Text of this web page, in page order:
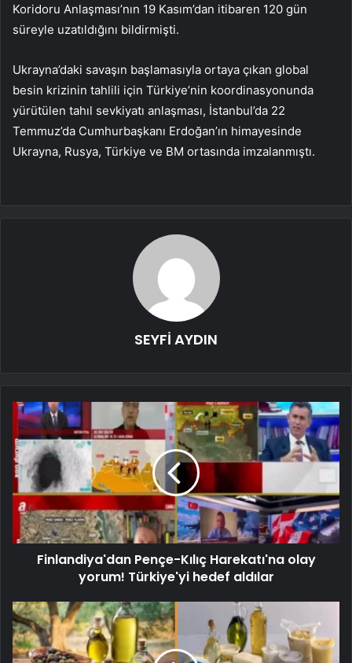
Koridoru Anlaşması’nın 19 Kasım’dan itibaren 120 gün
süreyle uzatıldığını bildirmişti.
Ukrayna’daki savaşın başlamasıyla ortaya çıkan global
besin krizinin tahlili için Türkiye’nin koordinasyonunda
yürütülen tahıl sevkiyatı anlaşması, İstanbul’da 22
Temmuz’da Cumhurbaşkanı Erdoğan’ın himayesinde
Ukrayna, Rusya, Türkiye ve BM ortasında imzalanmıştı.
SEYFİ AYDIN
Finlandiya'dan Pençe-Kılıç Harekatı'na olay
yorum! Türkiye'yi hedef aldılar